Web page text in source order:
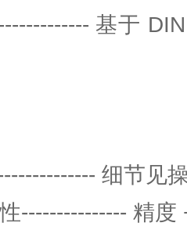
基于
细节见
--------------- 精